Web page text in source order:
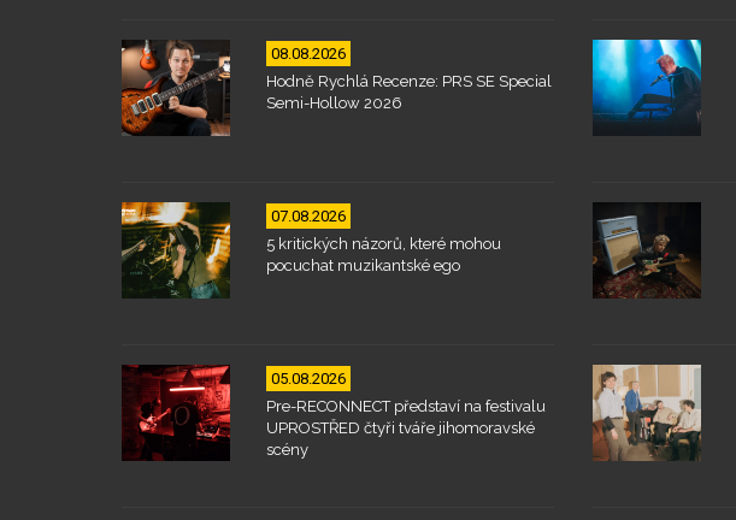
08.08.2026
Hodně Rychlá Recenze: PRS SE Special
Semi-Hollow 2026
07.08.2026
5 kritických názorů, které mohou
pocuchat muzikantské ego
05.08.2026
Pre-RECONNECT představí na festivalu
UPROSTŘED čtyři tváře jihomoravské
scény